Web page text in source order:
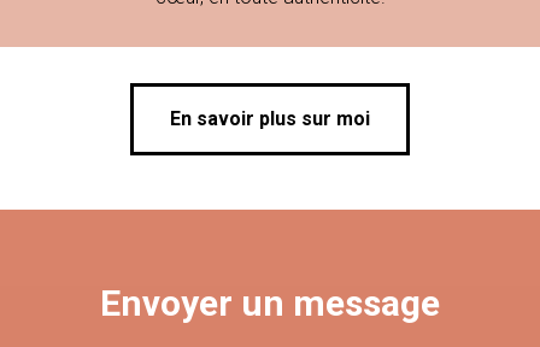
En savoir plus sur moi
Envoyer un message